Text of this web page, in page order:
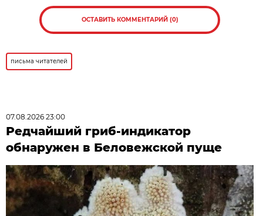
ОСТАВИТЬ КОММЕНТАРИЙ (0)
письма читателей
07.08.2026 23:00
Редчайший гриб-индикатор
обнаружен в Беловежской пуще